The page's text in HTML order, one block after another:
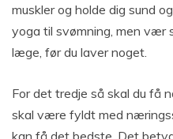
muskler og holde dig sund
yoga til svømning, men vær
læge, før du laver noget.
For det tredje så skal du få
skal være fyldt med
kan få det bedste. Det